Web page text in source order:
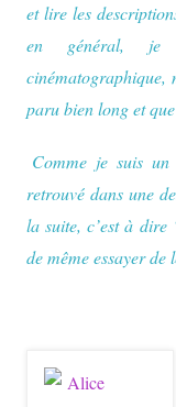
et lire les
en général, je
cinématographique,
paru bien long et
Comme je suis
retrouvé dans une
la suite, c’est à
de même essayer